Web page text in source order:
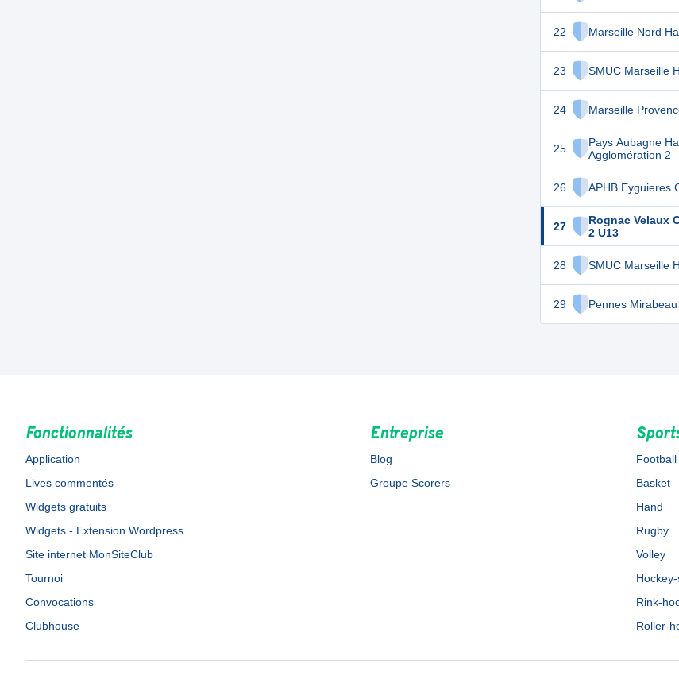
22 Marseille Nord
23 SMUC Marseille
24 Marseille
25
Pays Aubagne
Agglomération 2
26 APHB Eyguieres
27
Rognac Velaux
2 U13
28 SMUC Marseille
29 Pennes
Fonctionnalités
Application
Lives commentés
Widgets gratuits
Widgets - Extension Wordpress
Site internet MonSiteClub
Tournoi
Convocations
Clubhouse
Entreprise
Blog
Groupe Scorers
Football
Basket
Hand
Rugby
Volley
Rink-
Roller-